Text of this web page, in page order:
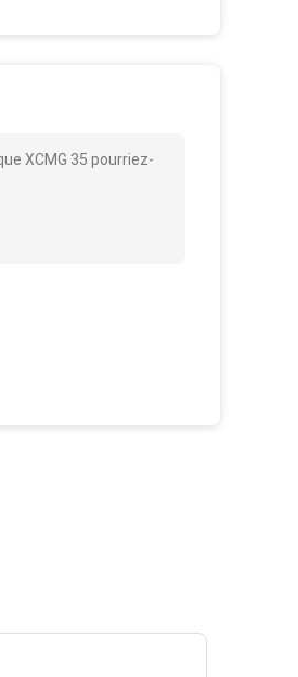
XCMG 35 pourriez-